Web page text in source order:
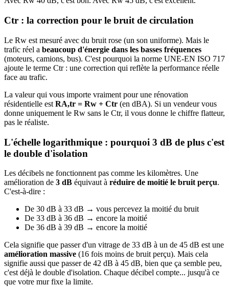
Ctr : la correction pour le bruit de circulation
Le Rw est mesuré avec du bruit rose (un son uniforme). Mais le
trafic réel a beaucoup d'énergie dans les basses fréquences
(moteurs, camions, bus). C'est pourquoi la norme UNE-EN ISO 717
ajoute le terme Ctr : une correction qui reflète la performance réelle
face au trafic.
La valeur qui vous importe vraiment pour une rénovation
résidentielle est RA,tr = Rw + Ctr (en dBA). Si un vendeur vous
donne uniquement le Rw sans le Ctr, il vous donne le chiffre flatteur,
pas le réaliste.
L'échelle logarithmique : pourquoi 3 dB de plus c'est
le double d'isolation
Les décibels ne fonctionnent pas comme les kilomètres. Une
amélioration de 3 dB équivaut à réduire de moitié le bruit perçu.
C'est-à-dire :
De 30 dB à 33 dB → vous percevez la moitié du bruit
De 33 dB à 36 dB → encore la moitié
De 36 dB à 39 dB → encore la moitié
Cela signifie que passer d'un vitrage de 33 dB à un de 45 dB est une
amélioration massive (16 fois moins de bruit perçu). Mais cela
signifie aussi que passer de 42 dB à 45 dB, bien que ça semble peu,
c'est déjà le double d'isolation. Chaque décibel compte... jusqu'à ce
que votre mur fixe la limite.